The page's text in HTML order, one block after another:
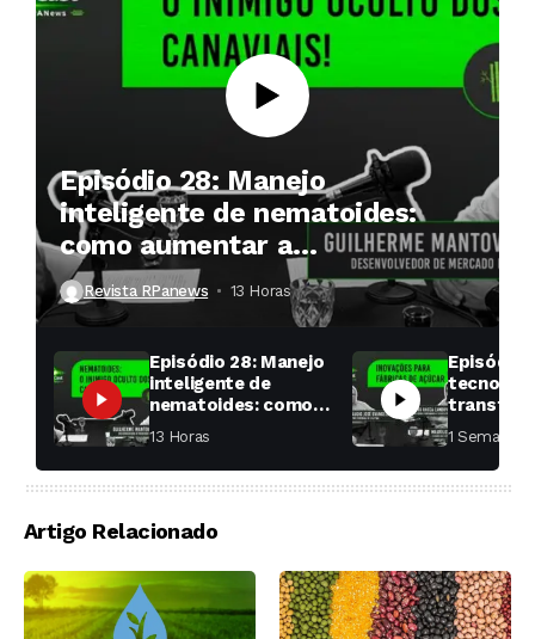
Episódio 28: Manejo
inteligente de nematoides:
como aumentar a
produtividade das soqueiras?
Revista RPanews 13 Horas ⁮
Episódio 28: Manejo
inteligente de
nematoides: como
aumentar a
produtividade das
soqueiras?
13 Horas ⁮
Episódio
fábricas
1 Semana ⁮
Artigo Relacionado